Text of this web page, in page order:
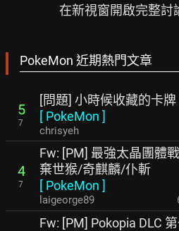
在新視窗開啟完整討
PokeMon 近期熱門文章
5
7
[問題] 小時候收藏的卡牌
[ PokeMon ]
chrisyeh
4
7
Fw: [PM] 最強太晶團體
棄世猴/奇麒麟/仆斬
[ PokeMon ]
laigeorge89
Fw: [PM] Pokopia DLC